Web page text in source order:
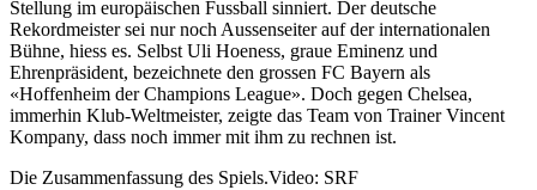
Stellung im europäischen Fussball sinniert. Der deutsche
Rekordmeister sei nur noch Aussenseiter auf der internationalen
Bühne, hiess es. Selbst Uli Hoeness, graue Eminenz und
Ehrenpräsident, bezeichnete den grossen FC Bayern als
«Hoffenheim der Champions League». Doch gegen Chelsea,
immerhin Klub-Weltmeister, zeigte das Team von Trainer Vincent
Kompany, dass noch immer mit ihm zu rechnen ist.
Die Zusammenfassung des Spiels.Video: SRF